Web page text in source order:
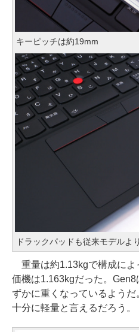
キーピッチは約19mm
ドラックパッドも従来モデルよ
重量は約1.13kgで構成によ
価機は1.163kgだった。
ずかに重くなっているよう
十分に軽量と言えるだろう。